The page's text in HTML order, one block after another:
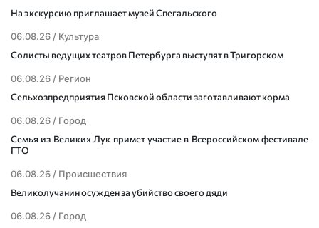
На экскурсию приглашает музей Спегальского
06.08.26 / Культура
Солисты ведущих театров Петербурга выступят в Тригорском
06.08.26 / Регион
Сельхозпредприятия Псковской области заготавливают корма
06.08.26 / Город
Семья из Великих Лук примет участие в Всероссийском фестивале
ГТО
06.08.26 / Происшествия
Великолучанин осужден за убийство своего дяди
06.08.26 / Город